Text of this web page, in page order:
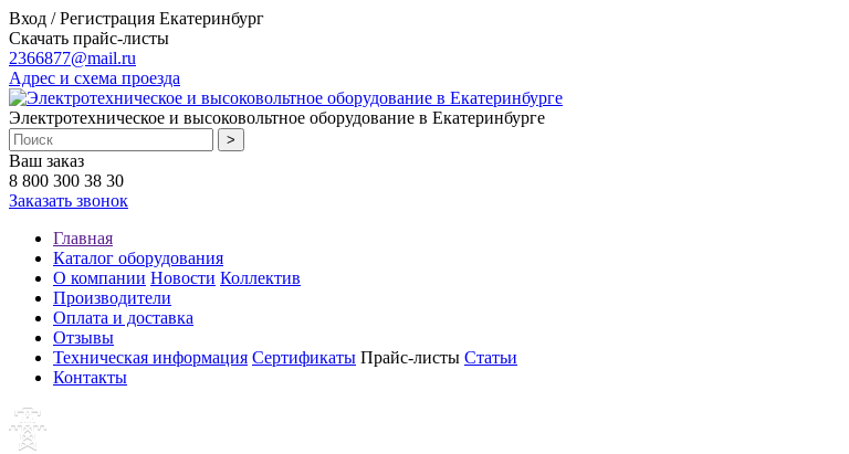
Вход / Регистрация Екатеринбург
Скачать прайс-листы
2366877@mail.ru
Адрес и схема проезда
Электротехническое и высоковольтное оборудование в Екатеринбурге
Ваш заказ
8 800 300 38 30
Заказать звонок
Главная
Каталог оборудования
О компании Новости Коллектив
Производители
Оплата и доставка
Отзывы
Техническая информация Сертификаты Прайс-листы Статьи
Контакты